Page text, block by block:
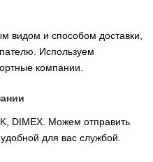
видом и способом доставки,
Используем
компании.
DIMEX. Можем отправить
для вас службой.